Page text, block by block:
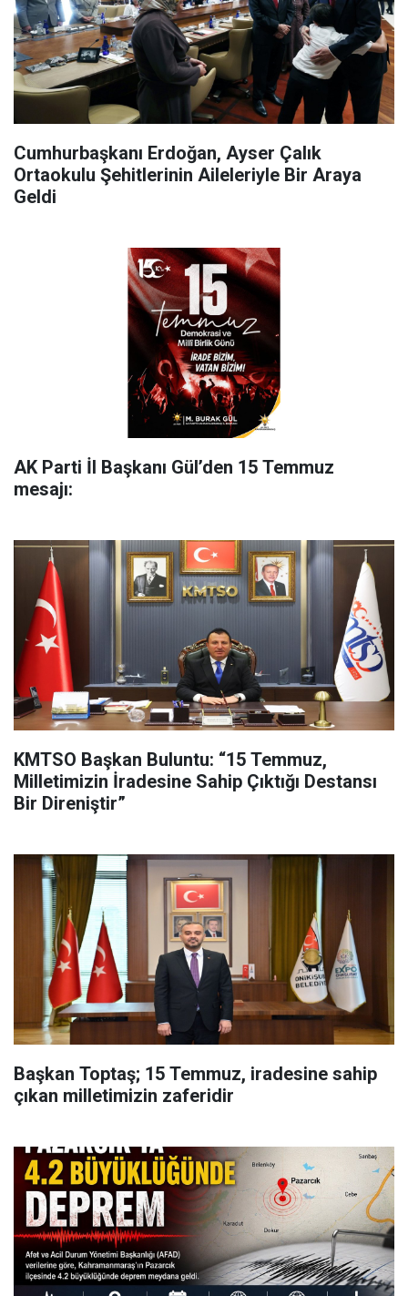
Cumhurbaşkanı Erdoğan, Ayser Çalık
Ortaokulu Şehitlerinin Aileleriyle Bir Araya
Geldi
AK Parti İl Başkanı Gül’den 15 Temmuz
mesajı:
KMTSO Başkan Buluntu: “15 Temmuz,
Milletimizin İradesine Sahip Çıktığı Destansı
Bir Direniştir”
Başkan Toptaş; 15 Temmuz, iradesine sahip
çıkan milletimizin zaferidir